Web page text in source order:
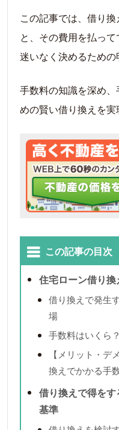
この記事では、借り
と、その費用を払っ
迷いなく決めるための
手数料の知識を深め
めの賢い借り換えを実
この記事の目次
住宅ローン借り
借り換えで発生
場
手数料はいくら
【メリット・デ
換えでかかる手
借り換えで得を
基準